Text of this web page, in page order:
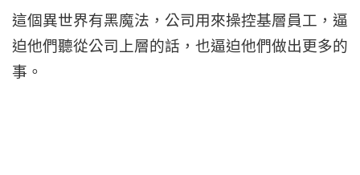
這個異世界有黑魔法，公司用來操控基層員工，逼
迫他們聽從公司上層的話，也逼迫他們做出更多的
事。